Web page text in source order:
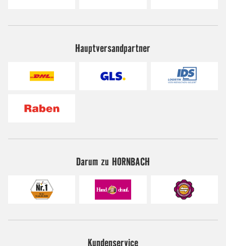
Hauptversandpartner
Darum zu HORNBACH
Kundenservice